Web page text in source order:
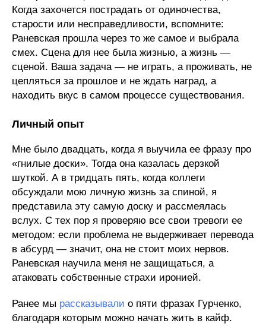
Когда захочется пострадать от одиночества,
старости или несправедливости, вспомните:
Раневская прошла через то же самое и выбрала
смех. Сцена для нее была жизнью, а жизнь —
сценой. Ваша задача — не играть, а проживать, не
цепляться за прошлое и не ждать наград, а
находить вкус в самом процессе существования.
Личный опыт
Мне было двадцать, когда я выучила ее фразу про
«гнилые доски». Тогда она казалась дерзкой
шуткой. А в тридцать пять, когда коллеги
обсуждали мою личную жизнь за спиной, я
представила эту самую доску и рассмеялась
вслух. С тех пор я проверяю все свои тревоги ее
методом: если проблема не выдерживает перевода
в абсурд — значит, она не стоит моих нервов.
Раневская научила меня не защищаться, а
атаковать собственные страхи иронией.
Ранее мы рассказывали о пяти фразах Гурченко,
благодаря которым можно начать жить в кайф.